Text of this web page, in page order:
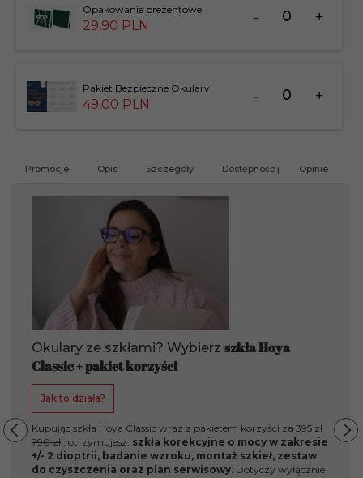
Opakowanie prezentowe
29,90 PLN
dla
Pakiet Bezpieczne Okulary
49,00 PLN
dla
Promocje Opis Szczegóły Dostępność produktu
Opinie
Okulary ze szkłami? Wybierz szkła Hoya
Classic + pakiet korzyści
Jak to działa?
Kupując szkła Hoya Classic wraz z pakietem korzyści za 395 zł
790 zł , otrzymujesz: szkła korekcyjne o mocy w zakresie
+/- 2 dioptrii, badanie wzroku, montaż szkieł, zestaw
do czyszczenia oraz plan serwisowy. Dotyczy wyłącznie